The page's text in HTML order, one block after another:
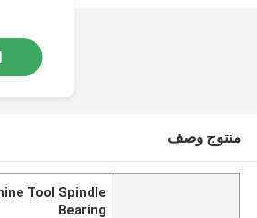
منتوج وصف
Tool Spindle
Bearing